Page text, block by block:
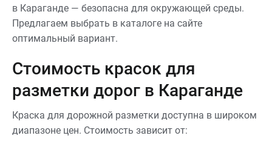
в Караганде — безопасна для окружающей среды.
Предлагаем выбрать в каталоге на сайте
оптимальный вариант.
Стоимость красок для
разметки дорог в Караганде
Краска для дорожной разметки доступна в широком
диапазоне цен. Стоимость зависит от: